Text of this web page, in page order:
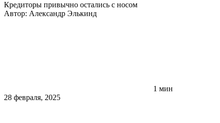
Кредиторы привычно остались с носом
Автор: Александр Элькинд
1 мин
28 февраля, 2025